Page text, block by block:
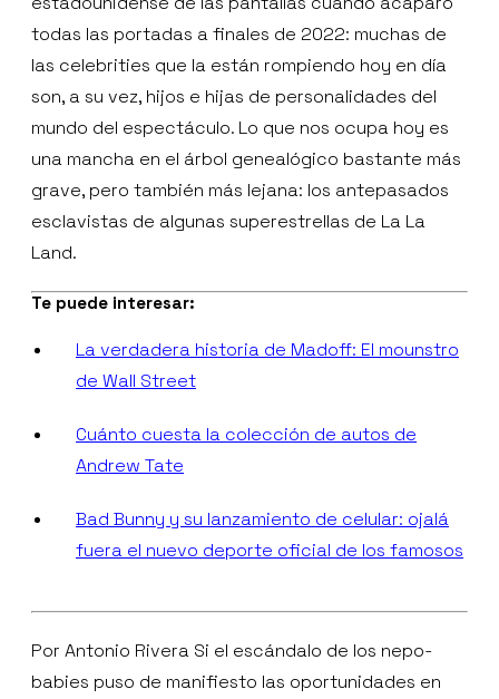
todas las portadas a finales de 2022: muchas de
las celebrities que la están rompiendo hoy en día
son, a su vez, hijos e hijas de personalidades del
mundo del espectáculo. Lo que nos ocupa hoy es
una mancha en el árbol genealógico bastante más
grave, pero también más lejana: los antepasados
esclavistas de algunas superestrellas de La La
Land.
Te puede interesar:
La verdadera historia de Madoff: El mounstro
de Wall Street
Cuánto cuesta la colección de autos de
Andrew Tate
Bad Bunny y su lanzamiento de celular: ojalá
fuera el nuevo deporte oficial de los famosos
Por Antonio Rivera Si el escándalo de los nepo-
babies puso de manifiesto las oportunidades en